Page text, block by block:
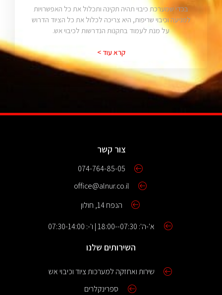
בכדי שמערכת כיבוי תהיה תקינה ותכלול את כל האפשרויות
למניעה וכיבוי שריפות, היא צריכה לכלול את כל הציוד הדרוש
על מנת לעמוד בתקנות הנדרשות לכיבוי אש.
קרא עוד >
צור קשר
074-764-85-05
office@alnur.co.il
הנפח 14, חולון
א'-ה': 07:30--18:00 | ו'-: 07:30-14:00
השירותים שלנו
שירות ואחזקה למערכות ציוד וכיבוי אש
ספרינקלרים